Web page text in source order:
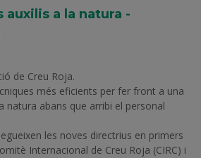
auxilis a la natura -
de Creu Roja.
més eficients per fer front a una
natura abans que arribi el personal
les noves directrius en primers
Internacional de Creu Roja (CIRC) i